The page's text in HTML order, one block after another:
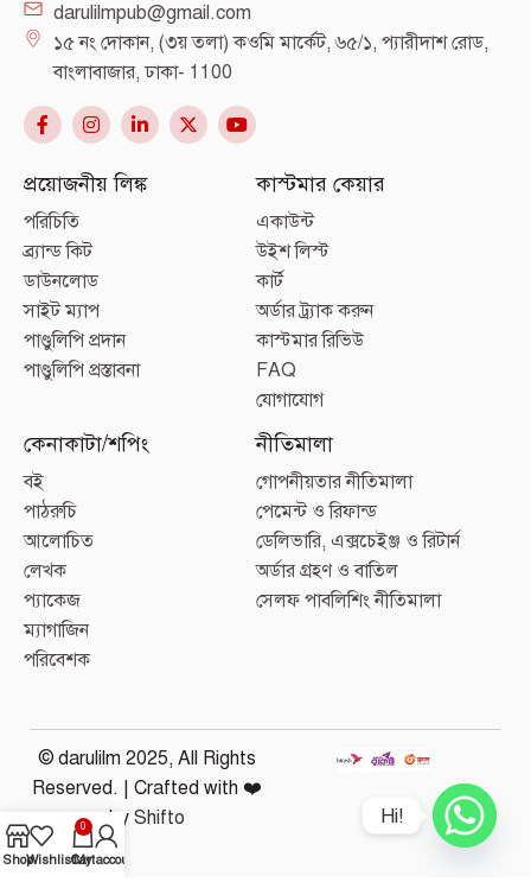
darulilmpub@gmail.com
১৫ নং দোকান, (৩য় তলা) কওমি মার্কেট, ৬৫/১, প্যারীদাশ রোড,
বাংলাবাজার, ঢাকা- 1100
প্রয়োজনীয় লিঙ্ক
পরিচিতি
ব্র্যান্ড কিট
ডাউনলোড
সাইট ম্যাপ
পাণ্ডুলিপি প্রদান
পাণ্ডুলিপি প্রস্তাবনা
কাস্টমার কেয়ার
একাউন্ট
উইশ লিস্ট
কার্ট
অর্ডার ট্র্যাক করুন
কাস্টমার রিভিউ
FAQ
যোগাযোগ
কেনাকাটা/শপিং
বই
পাঠরুচি
আলোচিত
লেখক
প্যাকেজ
ম্যাগাজিন
পরিবেশক
নীতিমালা
গোপনীয়তার নীতিমালা
পেমেন্ট ও রিফান্ড
ডেলিভারি, এক্সচেইঞ্জ ও রিটার্ন
অর্ডার গ্রহণ ও বাতিল
সেলফ পাবলিশিং নীতিমালা
© darulilm 2025, All Rights
Reserved. | Crafted with ❤️
byShifto
ShopWishlist
0
Cart
My account
Hi!